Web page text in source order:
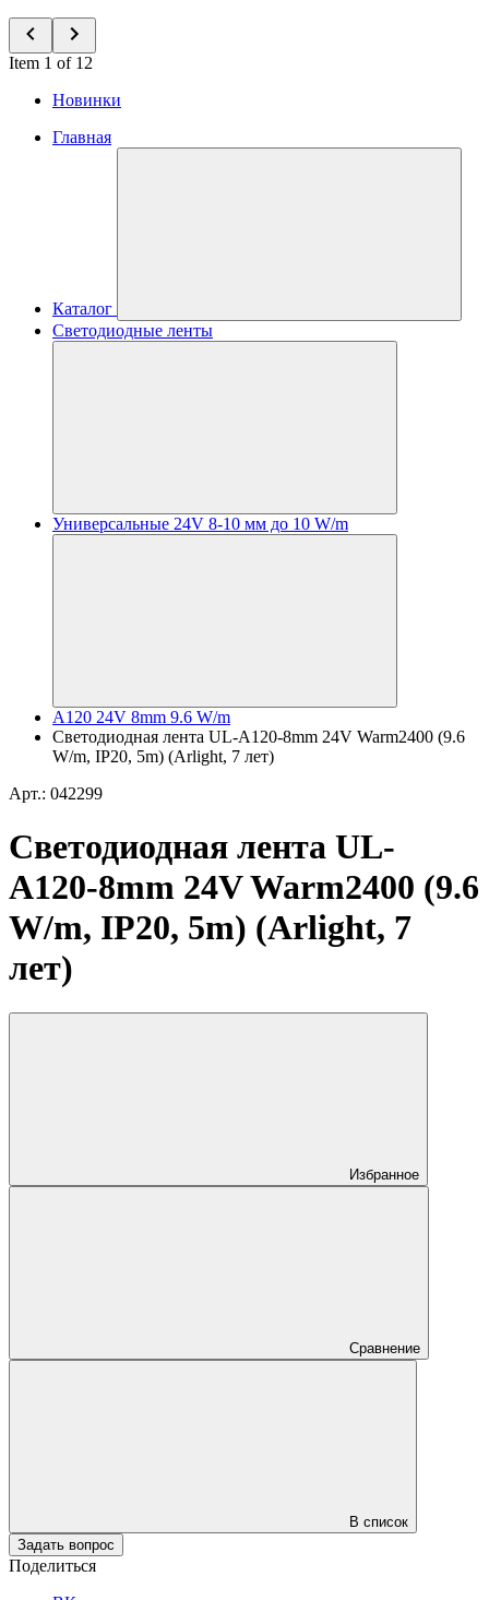
Item 1 of 12
Новинки
Главная
Каталог
Светодиодные ленты
Универсальные 24V 8-10 мм до 10 W/m
A120 24V 8mm 9.6 W/m
Светодиодная лента UL-A120-8mm 24V Warm2400 (9.6
W/m, IP20, 5m) (Arlight, 7 лет)
Арт.: 042299
Светодиодная лента UL-
A120-8mm 24V Warm2400 (9.6
W/m, IP20, 5m) (Arlight, 7
лет)
Избранное
Сравнение
В список
Задать вопрос
Поделиться